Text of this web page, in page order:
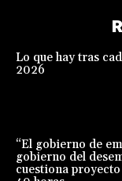
Lo que hay tras
2026
“El gobierno de
gobierno del
cuestiona